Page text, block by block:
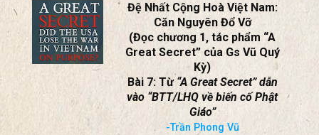
Đệ Nhất Cộng Hoà Việt Nam:
Căn Nguyên Đổ Vỡ
(Đọc chương 1, tác phẩm “A
Great Secret” của Gs Vũ Quý
Kỳ)
Bài 7: Từ “A Great Secret” dẫn
vào “BTT/LHQ về biến cố Phật
Giáo”
-Trần Phong Vũ